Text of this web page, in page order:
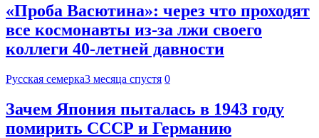
«Проба Васютина»: через что проходят
все космонавты из-за лжи своего
коллеги 40-летней давности
Русская семерка3 месяца спустя 0
Зачем Япония пыталась в 1943 году
помирить СССР и Германию